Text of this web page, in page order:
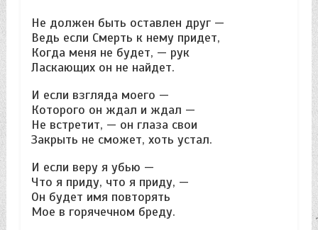
Не должен быть оставлен друг —
Ведь если Смерть к нему придет,
Когда меня не будет, — рук
Ласкающих он не найдет.
И если взгляда моего —
Которого он ждал и ждал —
Не встретит, — он глаза свои
Закрыть не сможет, хоть устал.
И если веру я убью —
Что я приду, что я приду, —
Он будет имя повторять
Мое в горячечном бреду.